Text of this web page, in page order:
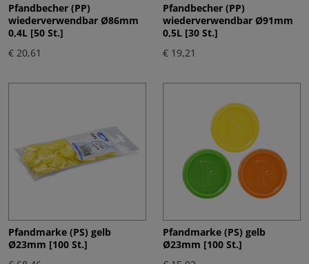
Pfandbecher (PP)
wiederverwendbar Ø86mm
0,4L [50 St.]
€ 20,61
Pfandbecher (PP)
wiederverwendbar Ø91mm
0,5L [30 St.]
€ 19,21
Pfandmarke (PS) gelb
Ø23mm [100 St.]
Pfandmarke (PS) gelb
Ø23mm [100 St.]